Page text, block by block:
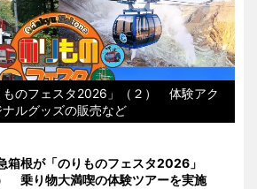
ものフェスタ2026」（２） 体験アク
ルグッズの販売など
箱根が「のりものフェスタ2026」
） 乗り物大満喫の体験ツアーを実施